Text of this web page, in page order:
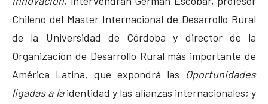
Chileno del Master Internacional de Desarrollo Rural
de la Universidad de Córdoba y director de la
Organización de Desarrollo Rural más importante de
América Latina, que expondrá las Oportunidades
ligadas a laidentidad y las alianzas internacionales; y